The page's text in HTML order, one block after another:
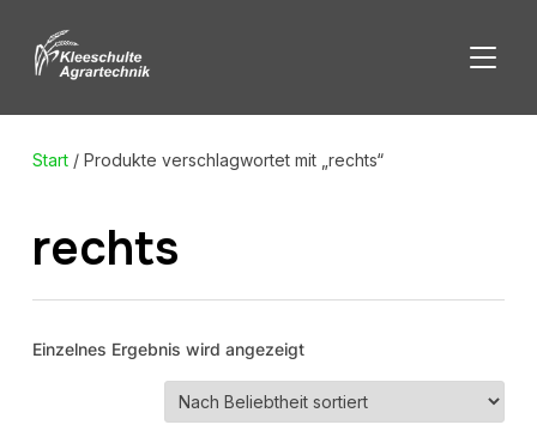
Start/ Produkte verschlagwortet mit „rechts“
rechts
Einzelnes Ergebnis wird angezeigt